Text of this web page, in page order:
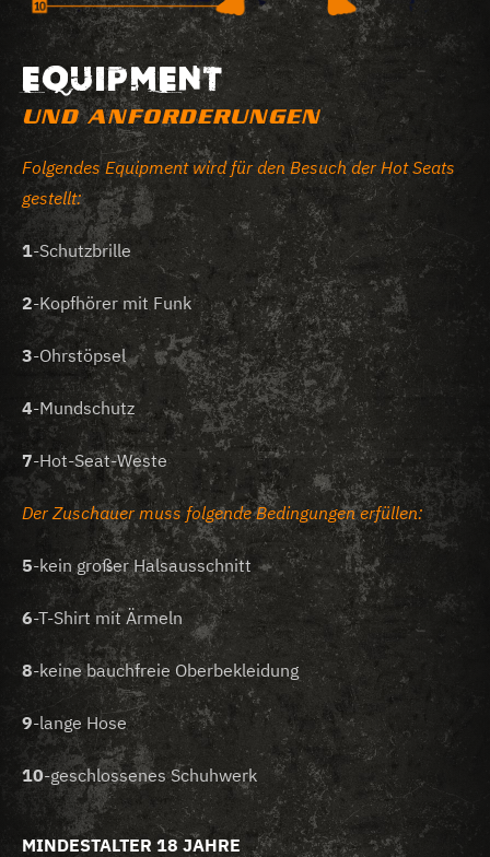
EQUIPMENT
UND ANFORDERUNGEN
Folgendes Equipment wird für den Besuch der Hot Seats
gestellt:
1-Schutzbrille
2-Kopfhörer mit Funk
3-Ohrstöpsel
4-Mundschutz
7-Hot-Seat-Weste
Der Zuschauer muss folgende Bedingungen erfüllen:
5-kein großer Halsausschnitt
6-T-Shirt mit Ärmeln
8-keine bauchfreie Oberbekleidung
9-lange Hose
10-geschlossenes Schuhwerk
MINDESTALTER 18 JAHRE